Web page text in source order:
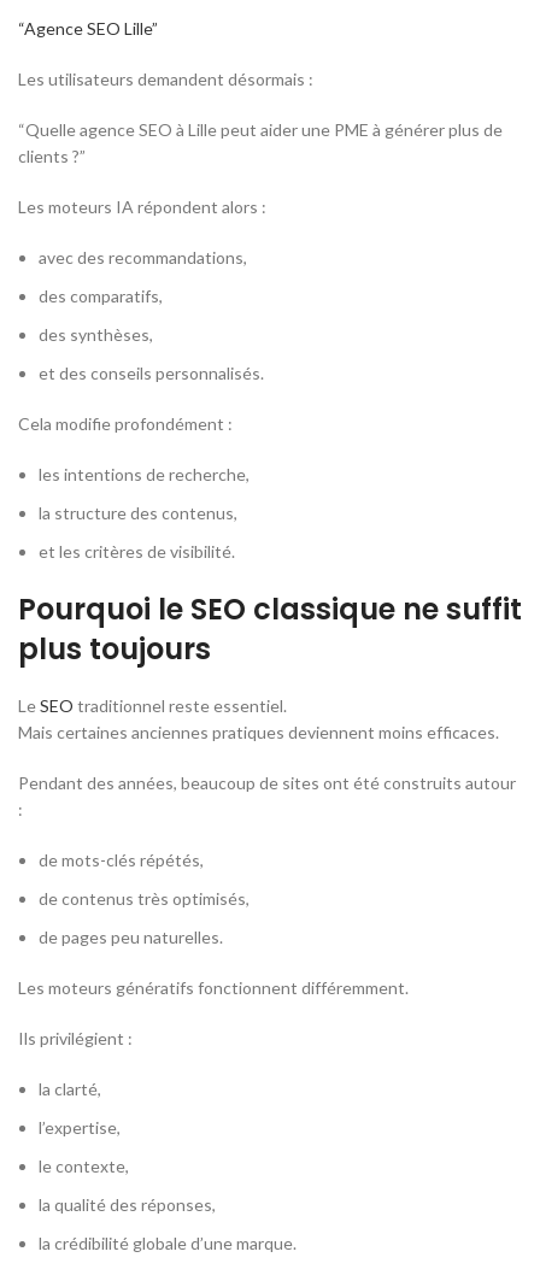
“Agence SEO Lille”
Les utilisateurs demandent désormais :
“Quelle agence SEO à Lille peut aider une PME à générer plus de
clients ?”
Les moteurs IA répondent alors :
avec des recommandations,
des comparatifs,
des synthèses,
et des conseils personnalisés.
Cela modifie profondément :
les intentions de recherche,
la structure des contenus,
et les critères de visibilité.
Pourquoi le SEO classique ne suffit
plus toujours
LeSEO traditionnel reste essentiel.
Mais certaines anciennes pratiques deviennent moins efficaces.
Pendant des années, beaucoup de sites ont été construits autour
:
de mots-clés répétés,
de contenus très optimisés,
de pages peu naturelles.
Les moteurs génératifs fonctionnent différemment.
Ils privilégient :
la clarté,
l’expertise,
le contexte,
la qualité des réponses,
la crédibilité globale d’une marque.